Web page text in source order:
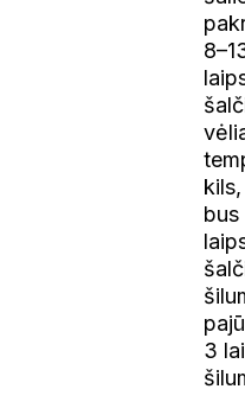
bus
3